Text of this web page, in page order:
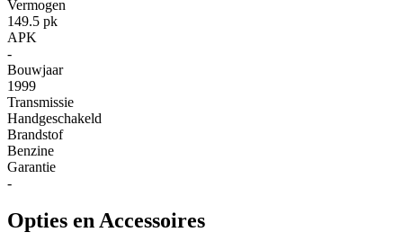
Vermogen
149.5 pk
APK
-
Bouwjaar
1999
Transmissie
Handgeschakeld
Brandstof
Benzine
Garantie
-
Opties en Accessoires